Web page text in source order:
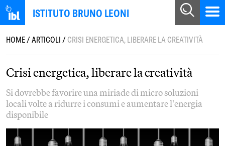
ISTITUTO BRUNO LEONI
HOME/ARTICOLI/CRISI ENERGETICA, LIBERARE LA CREATIVITÀ
Crisi energetica, liberare la creatività
Si dovrebbe favorire una miriade di micro soluzioni
locali volte a ridurre i consumi e aumentare l'energia
disponibile